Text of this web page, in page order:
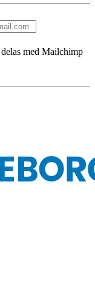
med Mailchimp